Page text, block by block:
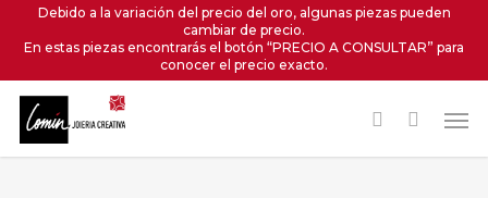
content
Debido a la variación del precio del oro, algunas piezas pueden
cambiar de precio.
En estas piezas encontrarás el botón “PRECIO A CONSULTAR” para
conocer el precio exacto.
POLÍTICA DE PRIVACIDAD